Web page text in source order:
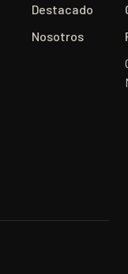
Destacado
Nosotros